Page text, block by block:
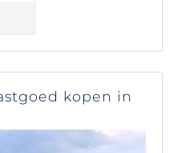
kopen in